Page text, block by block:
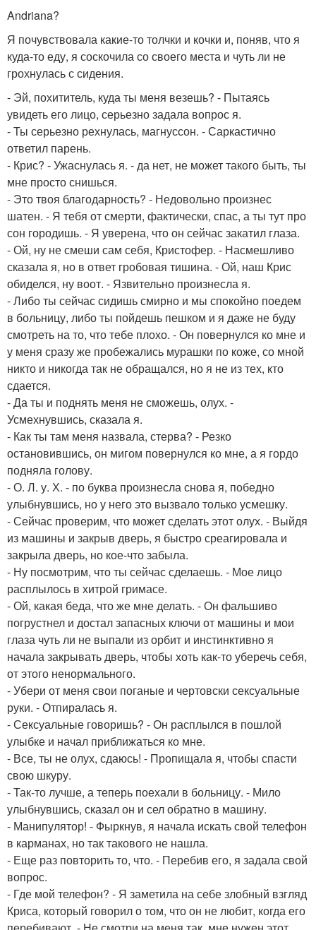
Andriana?
Я почувствовала какие-то толчки и кочки и, поняв, что я
куда-то еду, я соскочила со своего места и чуть ли не
грохнулась с сидения.
- Эй, похититель, куда ты меня везешь? - Пытаясь
увидеть его лицо, серьезно задала вопрос я.
- Ты серьезно рехнулась, магнуссон. - Саркастично
ответил парень.
- Крис? - Ужаснулась я. - да нет, не может такого быть, ты
мне просто снишься.
- Это твоя благодарность? - Недовольно произнес
шатен. - Я тебя от смерти, фактически, спас, а ты тут про
сон городишь. - Я уверена, что он сейчас закатил глаза.
- Ой, ну не смеши сам себя, Кристофер. - Насмешливо
сказала я, но в ответ гробовая тишина. - Ой, наш Крис
обиделся, ну воот. - Язвительно произнесла я.
- Либо ты сейчас сидишь смирно и мы спокойно поедем
в больницу, либо ты пойдешь пешком и я даже не буду
смотреть на то, что тебе плохо. - Он повернулся ко мне и
у меня сразу же пробежались мурашки по коже, со мной
никто и никогда так не обращался, но я не из тех, кто
сдается.
- Да ты и поднять меня не сможешь, олух. -
Усмехнувшись, сказала я.
- Как ты там меня назвала, стерва? - Резко
остановившись, он мигом повернулся ко мне, а я гордо
подняла голову.
- О. Л. у. Х. - по буква произнесла снова я, победно
улыбнувшись, но у него это вызвало только усмешку.
- Сейчас проверим, что может сделать этот олух. - Выйдя
из машины и закрыв дверь, я быстро среагировала и
закрыла дверь, но кое-что забыла.
- Ну посмотрим, что ты сейчас сделаешь. - Мое лицо
расплылось в хитрой гримасе.
- Ой, какая беда, что же мне делать. - Он фальшиво
погрустнел и достал запасных ключи от машины и мои
глаза чуть ли не выпали из орбит и инстинктивно я
начала закрывать дверь, чтобы хоть как-то уберечь себя,
от этого ненормального.
- Убери от меня свои поганые и чертовски сексуальные
руки. - Отпиралась я.
- Сексуальные говоришь? - Он расплылся в пошлой
улыбке и начал приближаться ко мне.
- Все, ты не олух, сдаюсь! - Пропищала я, чтобы спасти
свою шкуру.
- Так-то лучше, а теперь поехали в больницу. - Мило
улыбнувшись, сказал он и сел обратно в машину.
- Манипулятор! - Фыркнув, я начала искать свой телефон
в карманах, но так такового не нашла.
- Еще раз повторить то, что. - Перебив его, я задала свой
вопрос.
- Где мой телефон? - Я заметила на себе злобный взгляд
Криса, который говорил о том, что он не любит, когда его